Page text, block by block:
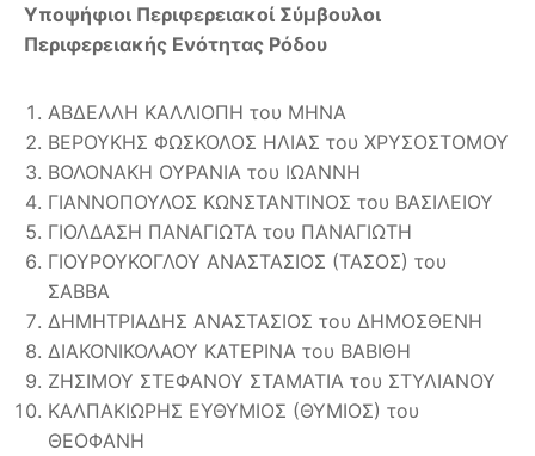
Υποψήφιοι Περιφερειακοί Σύμβουλοι
Περιφερειακής Ενότητας Ρόδου
ΑΒΔΕΛΛΗ ΚΑΛΛΙΟΠΗ του ΜΗΝΑ
ΒΕΡΟΥΚΗΣ ΦΩΣΚΟΛΟΣ ΗΛΙΑΣ του ΧΡΥΣΟΣΤΟΜΟΥ
ΒΟΛΟΝΑΚΗ ΟΥΡΑΝΙΑ του ΙΩΑΝΝΗ
ΓΙΑΝΝΟΠΟΥΛΟΣ ΚΩΝΣΤΑΝΤΙΝΟΣ του ΒΑΣΙΛΕΙΟΥ
ΓΙΟΛΔΑΣΗ ΠΑΝΑΓΙΩΤΑ του ΠΑΝΑΓΙΩΤΗ
ΓΙΟΥΡΟΥΚΟΓΛΟΥ ΑΝΑΣΤΑΣΙΟΣ (ΤΑΣΟΣ) του
ΣΑΒΒΑ
ΔΗΜΗΤΡΙΑΔΗΣ ΑΝΑΣΤΑΣΙΟΣ του ΔΗΜΟΣΘΕΝΗ
ΔΙΑΚΟΝΙΚΟΛΑΟΥ ΚΑΤΕΡΙΝΑ του ΒΑΒΙΘΗ
ΖΗΣΙΜΟΥ ΣΤΕΦΑΝΟΥ ΣΤΑΜΑΤΙΑ του ΣΤΥΛΙΑΝΟΥ
ΚΑΛΠΑΚΙΩΡΗΣ ΕΥΘΥΜΙΟΣ (ΘΥΜΙΟΣ) του
ΘΕΟΦΑΝΗ